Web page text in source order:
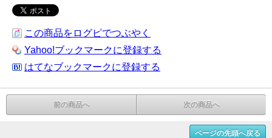
この商品をログピでつぶやく
Yahoo!ブックマークに登録する
はてなブックマークに登録する
前の商品へ 次の商品へ
ページの先頭へ戻る